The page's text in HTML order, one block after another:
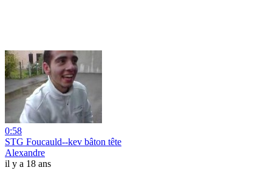
0:58
STG Foucauld--kev bâton tête
Alexandre
il y a 18 ans